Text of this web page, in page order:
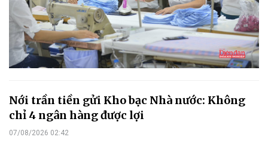
Nới trần tiền gửi Kho bạc Nhà nước: Không
chỉ 4 ngân hàng được lợi
07/08/2026 02:42